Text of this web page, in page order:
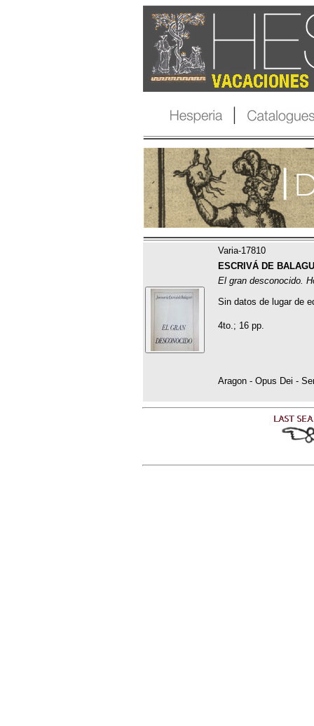
Varia-17810
ESCRIVÁ DE
El gran desconocido.
Sin datos de lugar de
4to.; 16 pp.
Aragon - Opus Dei -